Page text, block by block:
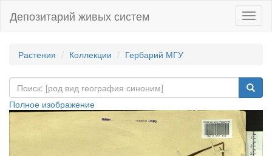
Депозитарий живых систем
Растения Коллекции Гербарий МГУ
Полное изображение